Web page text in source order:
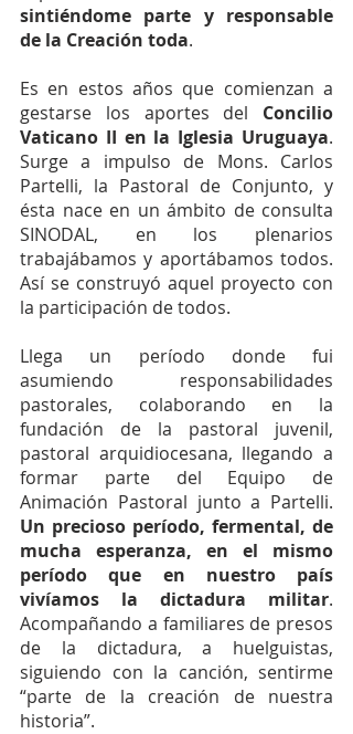
sintiéndome parte y responsable
de la Creación toda.
Es en estos años que comienzan a
gestarse los aportes del Concilio
Vaticano II en la Iglesia Uruguaya.
Surge a impulso de Mons. Carlos
Partelli, la Pastoral de Conjunto, y
ésta nace en un ámbito de consulta
SINODAL, en los plenarios
trabajábamos y aportábamos todos.
Así se construyó aquel proyecto con
la participación de todos.
Llega un período donde fui
asumiendo responsabilidades
pastorales, colaborando en la
fundación de la pastoral juvenil,
pastoral arquidiocesana, llegando a
formar parte del Equipo de
Un precioso período, fermental, de
mucha esperanza, en el mismo
período que en nuestro país
vivíamos la dictadura militar.
Acompañando a familiares de presos
de la dictadura, a huelguistas,
siguiendo con la canción, sentirme
“parte de la creación de nuestra
historia”.